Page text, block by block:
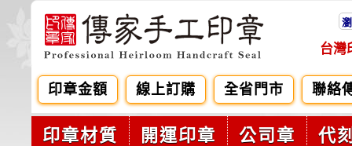
台灣
印章金額 線上訂購 全省門市 聯絡
印章材質 開運印章 公司章 代